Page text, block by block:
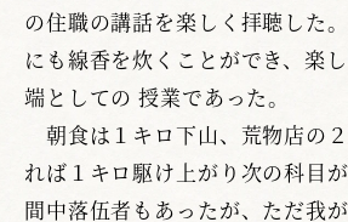
の住職の講話を楽しく拝聴した
にも線香を炊くことができ、楽
端としての 授業であった。
朝食は１キロ下山、荒物店の
れば１キロ駆け上がり次の科目
間中落伍者もあったが、ただ我